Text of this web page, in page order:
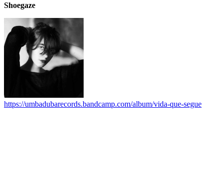
Shoegaze
https://umbadubarecords.bandcamp.com/album/vida-que-segue